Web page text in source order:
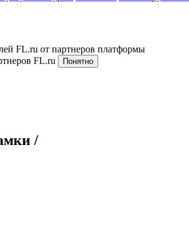
FL.ru от партнеров платформы
FL.ru
Понятно
/